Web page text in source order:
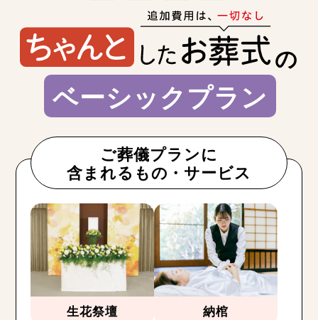
の
ベーシックプラン
ご葬儀プランに
含まれるもの・サービス
生花祭壇 納棺